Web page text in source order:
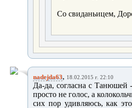
Со свиданьицем,
nadejda63, 18.02.2015 г. 22:10
Да-да, согласна с
просто не голос, а
сих пор удивляюсь, как